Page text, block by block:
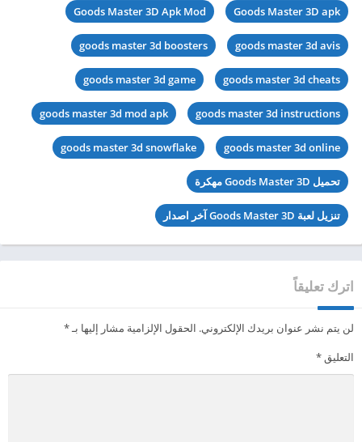
Goods Master 3D apk
Goods Master 3D Apk Mod
goods master 3d avis
goods master 3d boosters
goods master 3d cheats
goods master 3d game
goods master 3d instructions
goods master 3d mod apk
goods master 3d online
goods master 3d snowflake
تحميل Goods Master 3D مهكرة
تنزيل لعبة Goods Master 3D آخر اصدار
اترك تعليقاً
لن يتم نشر عنوان بريدك الإلكتروني. الحقول الإلزامية مشار إليها بـ*
التعليق*